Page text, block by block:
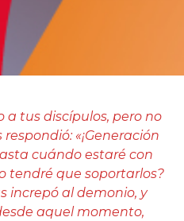
a tus discípulos, pero no
«¡Generación
cuándo estaré con
tendré que soportarlos?
increpó al demonio, y
aquel momento,